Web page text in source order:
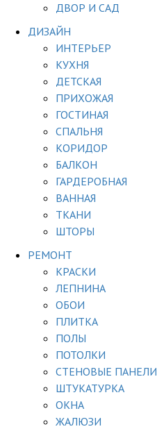
ДВОР И САД
ДИЗАЙН
ИНТЕРЬЕР
КУХНЯ
ДЕТСКАЯ
ПРИХОЖАЯ
ГОСТИНАЯ
СПАЛЬНЯ
КОРИДОР
БАЛКОН
ГАРДЕРОБНАЯ
ВАННАЯ
ТКАНИ
ШТОРЫ
РЕМОНТ
КРАСКИ
ЛЕПНИНА
ОБОИ
ПЛИТКА
ПОЛЫ
ПОТОЛКИ
СТЕНОВЫЕ ПАНЕЛИ
ШТУКАТУРКА
ОКНА
ЖАЛЮЗИ